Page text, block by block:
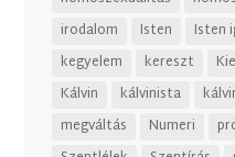
irodalom
Isten Isten
kegyelem
kereszt
Kálvin
kálvinista
megváltás
Numeri